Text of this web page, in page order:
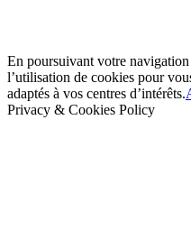
En poursuivant votre
l’utilisation de cookies pour
adaptés à vos centres d’intérêts.
Privacy & Cookies Policy